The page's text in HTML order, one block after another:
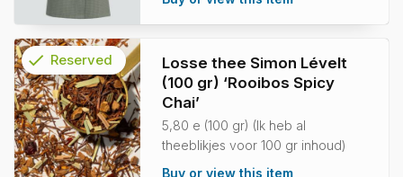
Losse thee Simon Lévelt
(100 gr) ‘Rooibos Spicy
Chai’
5,80 e (100 gr) (Ik heb al
theeblikjes voor 100 gr inhoud)
Buy or view this item
check
info
Reserved